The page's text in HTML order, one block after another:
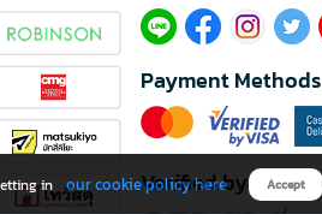
Payment Methods
Verified by
in our cookie policy here Accept